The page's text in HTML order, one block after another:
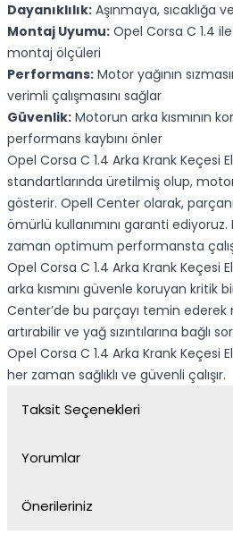
Dayanıklılık: Aşınmaya, sıcaklığa
Montaj Uyumu: Opel Corsa C 1.4
montaj ölçüleri
Performans: Motor yağının
verimli çalışmasını sağlar
Güvenlik: Motorun arka kısmının
performans kaybını önler
Opel Corsa C 1.4 Arka Krank Keçesi
standartlarında üretilmiş olup,
gösterir. Opell Center olarak,
ömürlü kullanımını garanti
zaman optimum performansta
Opel Corsa C 1.4 Arka Krank Keçesi
arka kısmını güvenle koruyan kritik
Center’de bu parçayı temin
artırabilir ve yağ sızıntılarına bağlı
Opel Corsa C 1.4 Arka Krank Keçesi
her zaman sağlıklı ve güvenli çalışır.
Taksit Seçenekleri
Yorumlar
Önerileriniz